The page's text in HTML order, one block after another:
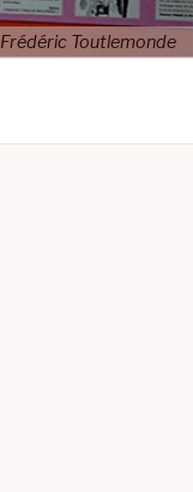
Frédéric Toutlemonde